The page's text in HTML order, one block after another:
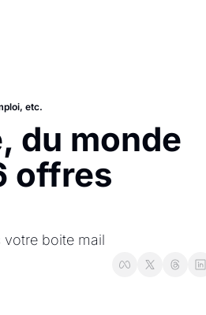
etc.
du monde
offres
boite mail